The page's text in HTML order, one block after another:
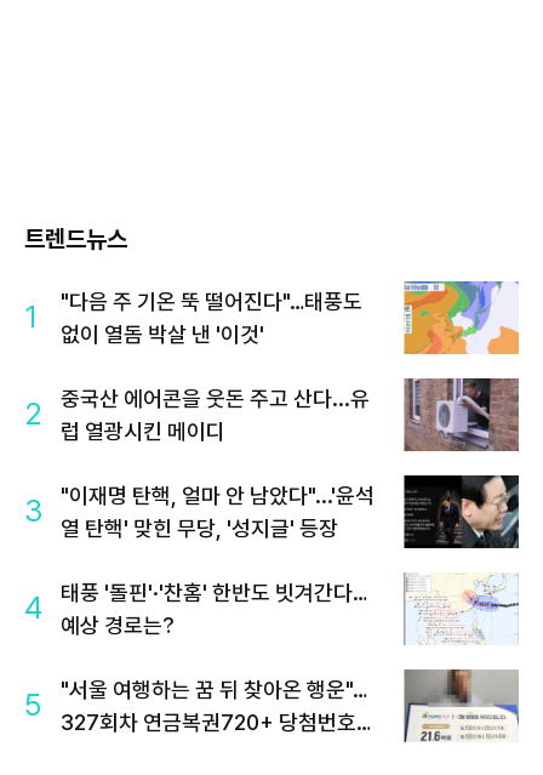
트렌드뉴스
1
"다음 주 기온 뚝 떨어진다"…태풍도
없이 열돔 박살 낸 '이것'
2
중국산 에어콘을 웃돈 주고 산다...유
럽 열광시킨 메이디
3
"이재명 탄핵, 얼마 안 남았다"...'윤석
열 탄핵' 맞힌 무당, '성지글' 등장
4
태풍 '돌핀'·'찬홈' 한반도 빗겨간다…
예상 경로는?
5
"서울 여행하는 꿈 뒤 찾아온 행운"…
327회차 연금복권720+ 당첨번호조